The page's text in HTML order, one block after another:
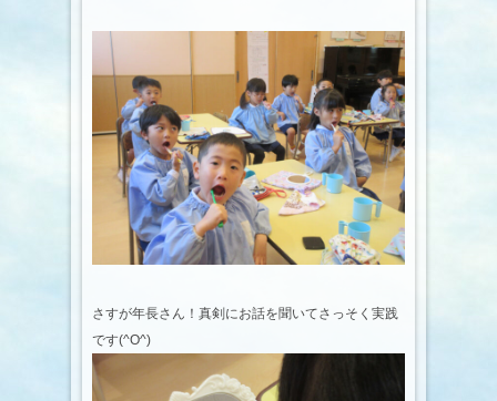
さすが年長さん！真剣にお話を聞いてさっそく実践
です(^O^)